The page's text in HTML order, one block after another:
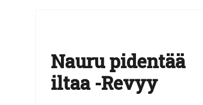
Nauru pidentää
iltaa -Revyy